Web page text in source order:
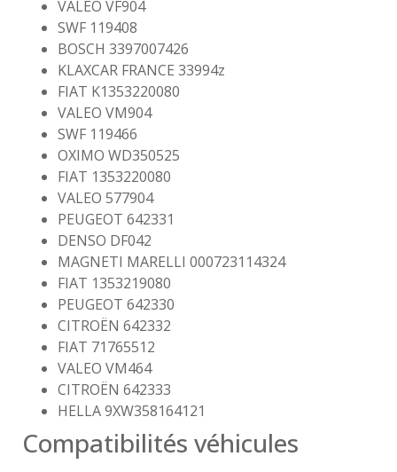
VALEO VF904
SWF 119408
BOSCH 3397007426
KLAXCAR FRANCE 33994z
FIAT K1353220080
VALEO VM904
SWF 119466
OXIMO WD350525
FIAT 1353220080
VALEO 577904
PEUGEOT 642331
DENSO DF042
MAGNETI MARELLI 000723114324
FIAT 1353219080
PEUGEOT 642330
CITROËN 642332
FIAT 71765512
VALEO VM464
CITROËN 642333
HELLA 9XW358164121
Compatibilités véhicules